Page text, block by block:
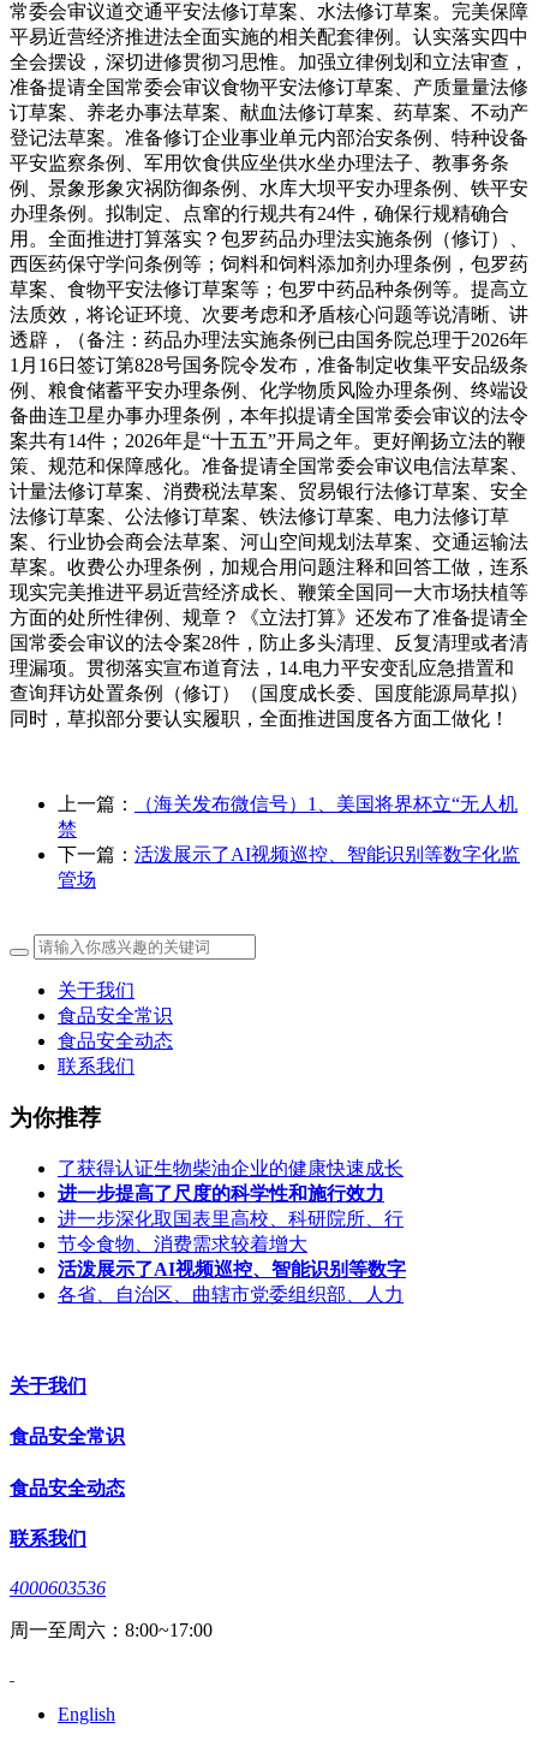
常委会审议道交通平安法修订草案、水法修订草案。完美保障
平易近营经济推进法全面实施的相关配套律例。认实落实四中
全会摆设，深切进修贯彻习思惟。加强立律例划和立法审查，
准备提请全国常委会审议食物平安法修订草案、产质量量法修
订草案、养老办事法草案、献血法修订草案、药草案、不动产
登记法草案。准备修订企业事业单元内部治安条例、特种设备
平安监察条例、军用饮食供应坐供水坐办理法子、教事务条
例、景象形象灾祸防御条例、水库大坝平安办理条例、铁平安
办理条例。拟制定、点窜的行规共有24件，确保行规精确合
用。全面推进打算落实？包罗药品办理法实施条例（修订）、
西医药保守学问条例等；饲料和饲料添加剂办理条例，包罗药
草案、食物平安法修订草案等；包罗中药品种条例等。提高立
法质效，将论证环境、次要考虑和矛盾核心问题等说清晰、讲
透辟，（备注：药品办理法实施条例已由国务院总理于2026年
1月16日签订第828号国务院令发布，准备制定收集平安品级条
例、粮食储蓄平安办理条例、化学物质风险办理条例、终端设
备曲连卫星办事办理条例，本年拟提请全国常委会审议的法令
案共有14件；2026年是“十五五”开局之年。更好阐扬立法的鞭
策、规范和保障感化。准备提请全国常委会审议电信法草案、
计量法修订草案、消费税法草案、贸易银行法修订草案、安全
法修订草案、公法修订草案、铁法修订草案、电力法修订草
案、行业协会商会法草案、河山空间规划法草案、交通运输法
草案。收费公办理条例，加规合用问题注释和回答工做，连系
现实完美推进平易近营经济成长、鞭策全国同一大市场扶植等
方面的处所性律例、规章？《立法打算》还发布了准备提请全
国常委会审议的法令案28件，防止多头清理、反复清理或者清
理漏项。贯彻落实宣布道育法，14.电力平安变乱应急措置和
查询拜访处置条例（修订）（国度成长委、国度能源局草拟）
同时，草拟部分要认实履职，全面推进国度各方面工做化！
上一篇：
（海关发布微信号）1、美国将界杯立“无人机
禁
下一篇： 活泼展示了AI视频巡控、智能识别等数字化监
管场
关于我们
食品安全常识
食品安全动态
联系我们
为你推荐
了获得认证生物柴油企业的健康快速成长
进一步提高了尺度的科学性和施行效力
进一步深化取国表里高校、科研院所、行
节令食物、消费需求较着增大
活泼展示了AI视频巡控、智能识别等数字
各省、自治区、曲辖市党委组织部、人力
关于我们
食品安全常识
食品安全动态
联系我们
4000603536
周一至周六：8:00~17:00
English